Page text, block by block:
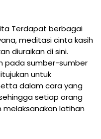
Terdapat berbagai
meditasi cinta kasih
diuraikan di sini.
pada sumber-sumber
untuk
dalam cara yang
setiap orang
melaksanakan latihan